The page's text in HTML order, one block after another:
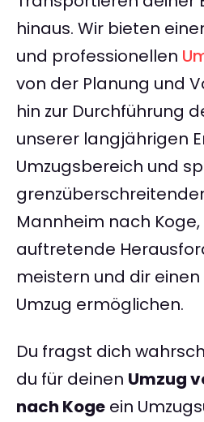
hinaus. Wir bieten
und professionellen
von der Planung und
hin zur Durchführung
unserer langjährigen
Umzugsbereich und
Mannheim nach
auftretende
meistern und dir
Umzug ermöglichen.
Du fragst dich
du für deinen Umzug
nach Koge ein